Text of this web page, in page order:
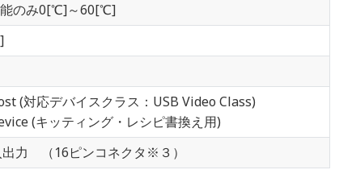
能のみ0[℃]～60[℃]
(対応デバイスクラス：USB Video Class)
(キッティング・レシピ書換え用)
出力 （16ピンコネクタ※３）